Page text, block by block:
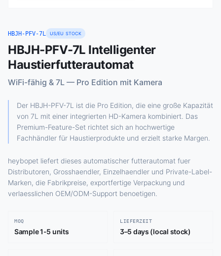
HBJH-PFV-7L US/EU STOCK
HBJH-PFV-7L Intelligenter
Haustierfutterautomat
WiFi-fähig & 7L — Pro Edition mit Kamera
Der HBJH-PFV-7L ist die Pro Edition, die eine große Kapazität
von 7L mit einer integrierten HD-Kamera kombiniert. Das
Premium-Feature-Set richtet sich an hochwertige
Fachhändler für Haustierprodukte und erzielt starke Margen.
heybopet liefert dieses automatischer futterautomat fuer
Distributoren, Grosshaendler, Einzelhaendler und Private-Label-
Marken, die Fabrikpreise, exportfertige Verpackung und
verlaesslichen OEM/ODM-Support benoetigen.
MOQ
Sample 1-5 units
LIEFERZEIT
3–5 days (local stock)